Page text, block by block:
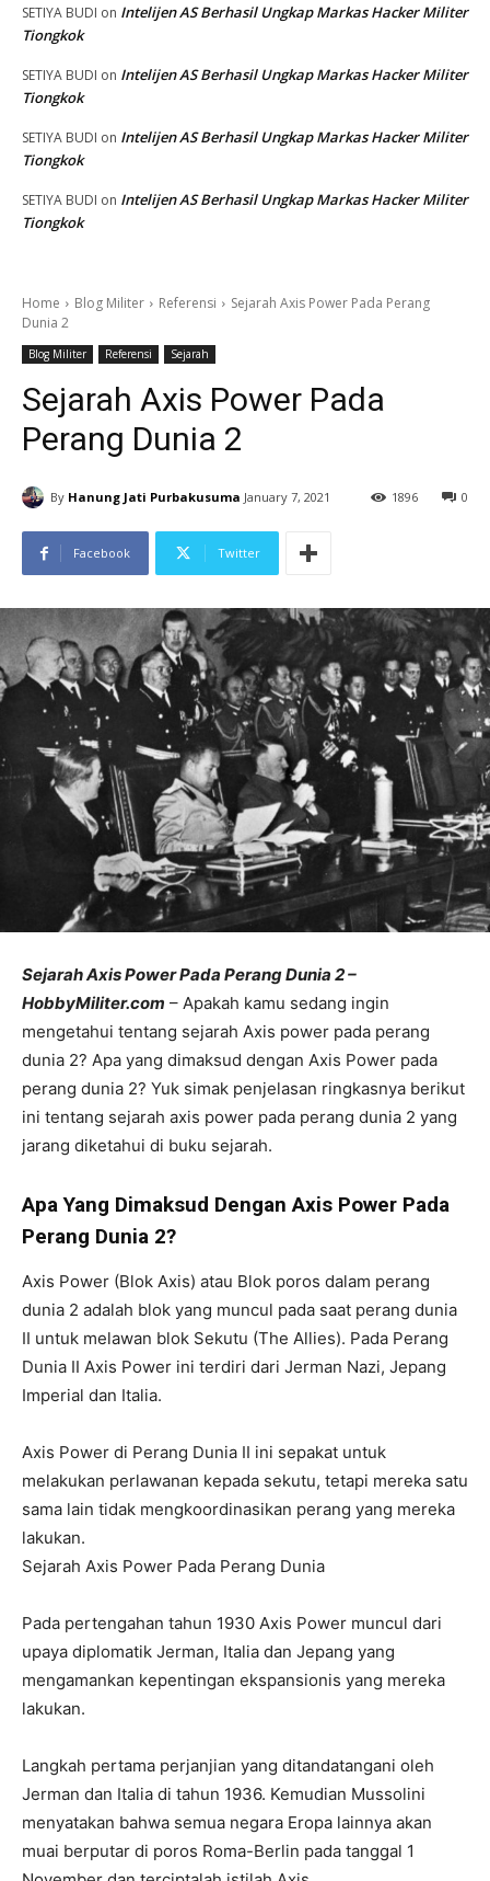
SETIYA BUDI on Intelijen AS Berhasil Ungkap Markas Hacker Militer
Tiongkok
SETIYA BUDI on Intelijen AS Berhasil Ungkap Markas Hacker Militer
Tiongkok
SETIYA BUDI on Intelijen AS Berhasil Ungkap Markas Hacker Militer
Tiongkok
SETIYA BUDI on Intelijen AS Berhasil Ungkap Markas Hacker Militer
Tiongkok